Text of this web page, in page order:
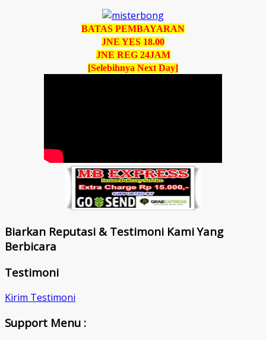
BATAS PEMBAYARAN
JNE YES 18.00
JNE REG 24JAM
[Selebihnya Next Day]
Biarkan Reputasi & Testimoni Kami Yang
Berbicara
Testimoni
Kirim Testimoni
Support Menu :